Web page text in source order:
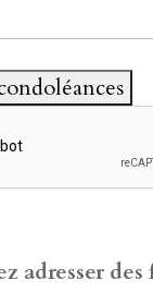
adresser des